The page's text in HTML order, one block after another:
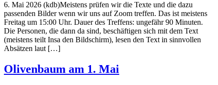
6. Mai 2026 (kdb)Meistens prüfen wir die Texte und die dazu
passenden Bilder wenn wir uns auf Zoom treffen. Das ist meistens
Freitag um 15:00 Uhr. Dauer des Treffens: ungefähr 90 Minuten.
Die Personen, die dann da sind, beschäftigen sich mit dem Text
(meistens teilt Insa den Bildschirm), lesen den Text in sinnvollen
Absätzen laut […]
Olivenbaum am 1. Mai